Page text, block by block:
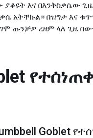
ያቆዩት እና በእንቅስቃሴው
አትቸኩል። በዝግታ እና
ጡንቻዎ ረዘም ላለ ጊዜ
Goblet